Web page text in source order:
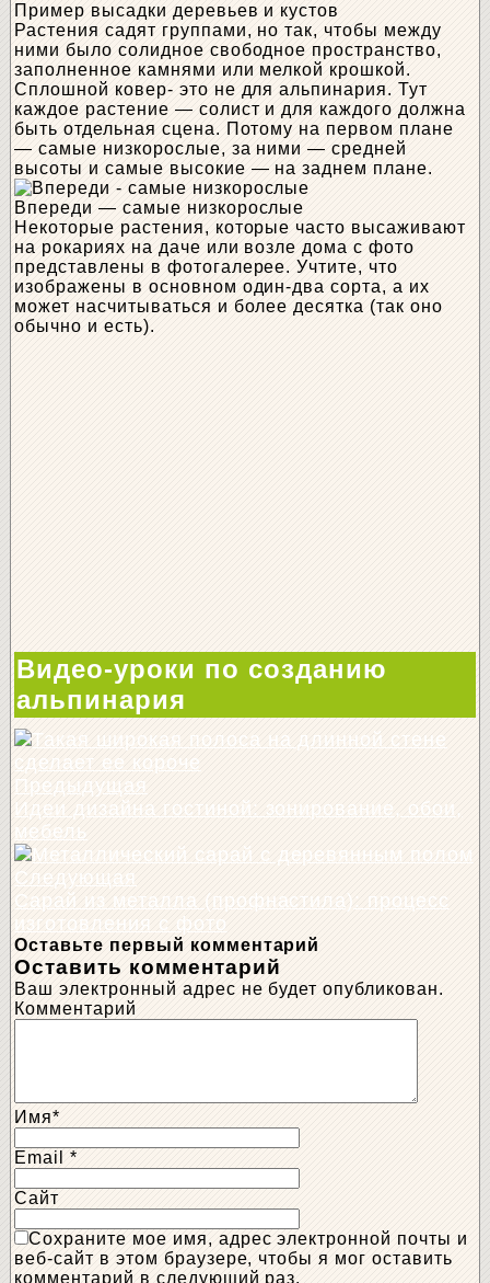
Пример высадки деревьев и кустов
Растения садят группами, но так, чтобы между
ними было солидное свободное пространство,
заполненное камнями или мелкой крошкой.
Сплошной ковер- это не для альпинария. Тут
каждое растение — солист и для каждого должна
быть отдельная сцена. Потому на первом плане
— самые низкорослые, за ними — средней
высоты и самые высокие — на заднем плане.
Впереди — самые низкорослые
Некоторые растения, которые часто высаживают
на рокариях на даче или возле дома с фото
представлены в фотогалерее. Учтите, что
изображены в основном один-два сорта, а их
может насчитываться и более десятка (так оно
обычно и есть).
Видео-уроки по созданию
альпинария
Предыдущая
Идеи дизайна гостиной: зонирование, обои,
мебель
Следующая
Сарай из металла (профнастила): процесс
изготовления с фото
Оставьте первый комментарий
Оставить комментарий
Ваш электронный адрес не будет опубликован.
Комментарий
Имя*
Email*
Сайт
Сохраните мое имя, адрес электронной почты и
веб-сайт в этом браузере, чтобы я мог оставить
комментарий в следующий раз.